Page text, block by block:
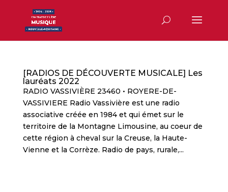
[RADIOS DE DÉCOUVERTE MUSICALE] Les
lauréats 2022
RADIO VASSIVIÈRE 23460 • ROYERE-DE-
VASSIVIERE Radio Vassivière est une radio
associative créée en 1984 et qui émet sur le
territoire de la Montagne Limousine, au coeur de
cette région à cheval sur la Creuse, la Haute-
Vienne et la Corrèze. Radio de pays, rurale,...